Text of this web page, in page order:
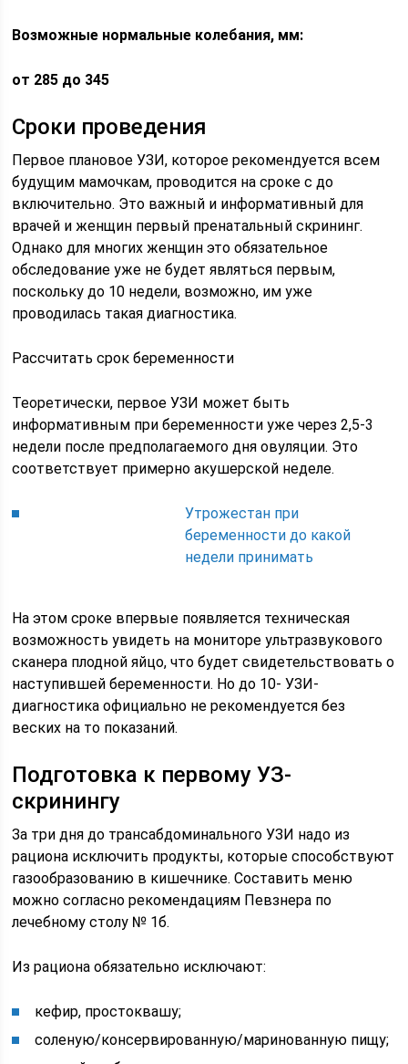
Возможные нормальные колебания, мм:
от 285 до 345
Сроки проведения
Первое плановое УЗИ, которое рекомендуется всем
будущим мамочкам, проводится на сроке с до
включительно. Это важный и информативный для
врачей и женщин первый пренатальный скрининг.
Однако для многих женщин это обязательное
обследование уже не будет являться первым,
поскольку до 10 недели, возможно, им уже
проводилась такая диагностика.
Рассчитать срок беременности
Теоретически, первое УЗИ может быть
информативным при беременности уже через 2,5-3
недели после предполагаемого дня овуляции. Это
соответствует примерно акушерской неделе.
Утрожестан при
беременности до какой
недели принимать
На этом сроке впервые появляется техническая
возможность увидеть на мониторе ультразвукового
сканера плодной яйцо, что будет свидетельствовать о
наступившей беременности. Но до 10- УЗИ-
диагностика официально не рекомендуется без
веских на то показаний.
Подготовка к первому УЗ-
скринингу
За три дня до трансабдоминального УЗИ надо из
рациона исключить продукты, которые способствуют
газообразованию в кишечнике. Составить меню
можно согласно рекомендациям Певзнера по
лечебному столу № 1б.
Из рациона обязательно исключают:
кефир, простоквашу;
соленую/консервированную/маринованную пищу;